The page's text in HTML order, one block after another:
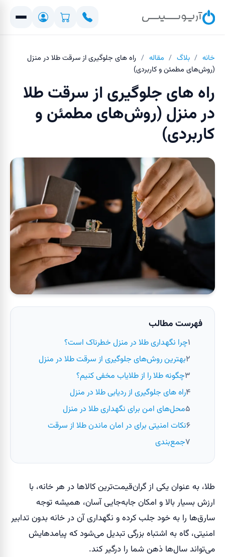
خانه / بلاگ / مقاله / راه های جلوگیری از سرقت طلا در منزل
(روش‌های مطمئن و کاربردی)
راه های جلوگیری از سرقت طلا
در منزل (روش‌های مطمئن و
کاربردی)
فهرست مطالب
چرا نگهداری طلا در منزل خطرناک است؟
بهترین روش‌های جلوگیری از سرقت طلا در منزل
چگونه طلا را از طلایاب مخفی کنیم؟
راه های جلوگیری از ردیابی طلا در منزل
محل‌های امن برای نگهداری طلا در منزل
نکات امنیتی برای در امان ماندن طلا از سرقت
جمع‌بندی
طلا، به عنوان یکی از گران‌قیمت‌ترین کالاها در هر خانه، با
ارزش بسیار بالا و امکان جابه‌جایی آسان، همیشه توجه
سارق‌ها را به خود جلب کرده و نگهداری آن در خانه بدون تدابیر
امنیتی، گاه به اشتباه بزرگی تبدیل می‌شود که پیامدهایش
می‌تواند سال‌ها ذهن شما را درگیر کند.